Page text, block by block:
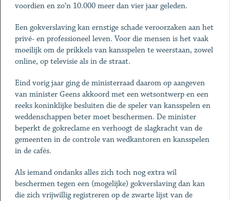
voordien en zo’n 10.000 meer dan vier jaar geleden.
Een gokverslaving kan ernstige schade veroorzaken aan het
privé- en professioneel leven. Voor die mensen is het vaak
moeilijk om de prikkels van kansspelen te weerstaan, zowel
online, op televisie als in de straat.
Eind vorig jaar ging de ministerraad daarom op aangeven
van minister Geens akkoord met een wetsontwerp en een
reeks koninklijke besluiten die de speler van kansspelen en
weddenschappen beter moet beschermen. De minister
beperkt de gokreclame en verhoogt de slagkracht van de
gemeenten in de controle van wedkantoren en kansspelen
in de cafés.
Als iemand ondanks alles zich toch nog extra wil
beschermen tegen een (mogelijke) gokverslaving dan kan
die zich vrijwillig registreren op de zwarte lijst van de